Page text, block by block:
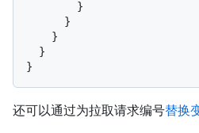
}
}
}
}
}
还可以通过为拉取请求编号替换